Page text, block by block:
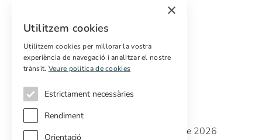
Marketing digital
Compradors internacionals
Propietats off-market
Copyright © Cottage Properties Real Estate 2026
×
Utilitzem cookies
Utilitzem cookies per millorar la vostra
experiència de navegació i analitzar el nostre
trànsit. Veure política de cookies
Estrictament necessàries
Rendiment
Orientació